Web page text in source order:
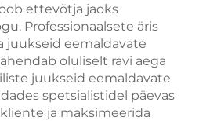
ettevõtja jaoks
Professionaalsete äris
juukseid eemaldavate
oluliselt ravi aega
juukseid eemaldavate
spetsialistidel päevas
ja maksimeerida